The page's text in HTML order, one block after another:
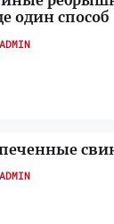
один способ
ADMIN
ADMIN